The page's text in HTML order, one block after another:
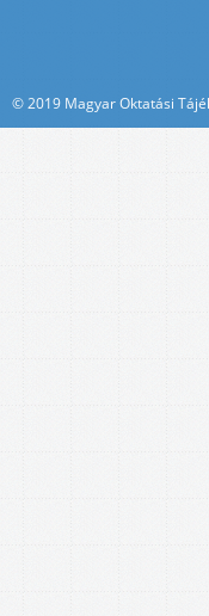
© 2019 Magyar Oktatási